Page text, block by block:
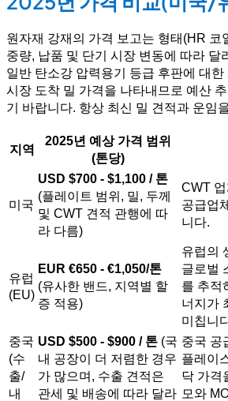
원자재 강재의 가격 보고는 형태(HR 코
중량, 납품 및 단기 시장 변동에 따라 달
일반 탄소강 압력용기 등급 후판에 대
시장 도착 밀 가격을 나타내므로 예산
기 바랍니다. 항상 최신 밀 견적과 운임
지역
2025년 예상 가격 범위
(톤당)
미국
USD $700 - $1,100 / 톤
(플레이트 범위, 밀, 두께
및 CWT 견적 관행에 따
라 다름)
CWT
공급업
니다.
유럽
(EU)
EUR €650 - €1,050/톤
(유사한 밴드, 지역별 할
증 적용)
유럽의
글로벌
를 추적
너지가
미칩니
중국
(수
출/
내
USD $500 - $900 / 톤 (국
내 공장이 더 저렴한 경우
가 많으며, 수출 견적은
관세 및 배송에 따라 달라
중국 공
플레이
닥 가격
모와